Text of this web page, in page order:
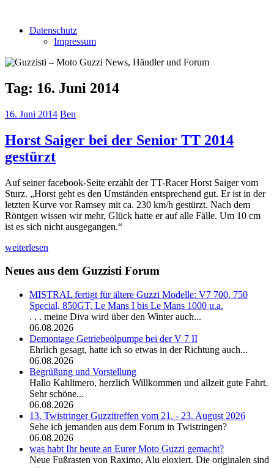
Datenschutz
Impressum
Tag: 16. Juni 2014
16. Juni 2014 Ben
Horst Saiger bei der Senior TT 2014
gestürzt
Auf seiner facebook-Seite erzählt der TT-Racer Horst Saiger vom
Sturz. „Horst geht es den Umständen entsprechend gut. Er ist in der
letzten Kurve vor Ramsey mit ca. 230 km/h gestürzt. Nach dem
Röntgen wissen wir mehr, Glück hatte er auf alle Fälle. Um 10 cm
ist es sich nicht ausgegangen.“
weiterlesen
Neues aus dem Guzzisti Forum
MISTRAL fertigt für ältere Guzzi Modelle: V7 700, 750
Special, 850GT, Le Mans I bis Le Mans 1000 u.a.
. . . meine Diva wird über den Winter auch...
06.08.2026
Demontage Getriebeölpumpe bei der V 7 II
Ehrlich gesagt, hatte ich so etwas in der Richtung auch...
06.08.2026
Begrüßung und Vorstellung
Hallo Kahlimero, herzlich Willkommen und allzeit gute Fahrt.
Sehr schöne...
06.08.2026
13. Twistringer Guzzitreffen vom 21. - 23. August 2026
Sehe ich jemanden aus dem Forum in Twistringen?
06.08.2026
was habt Ihr heute an Eurer Moto Guzzi gemacht?
Neue Fußrasten von Raximo, Alu eloxiert. Die originalen sind